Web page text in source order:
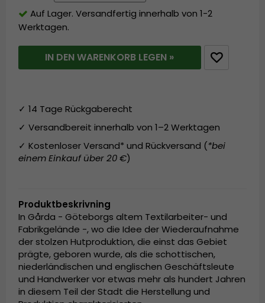
Auf Lager. Versandfertig innerhalb von 1-2
Werktagen.
IN DEN WARENKORB LEGEN »
✓ 14 Tage Rückgaberecht
✓ Versandbereit innerhalb von 1–2 Werktagen
✓ Kostenloser Versand* und Rückversand (*bei
einem Einkauf über 20 €)
Produktbeskrivning
In Gårda - Göteborgs altem Textilarbeiter- und
Fabrikgelände -, wo die Idee der Wiederaufnahme
der stolzen Hutproduktion, die einst das Gebiet
prägte, geboren wurde, als die schottischen,
niederländischen und englischen Geschäftsleute
und Handwerker vor etwas mehr als hundert Jahren
in diesem Teil der Stadt die Herstellung und